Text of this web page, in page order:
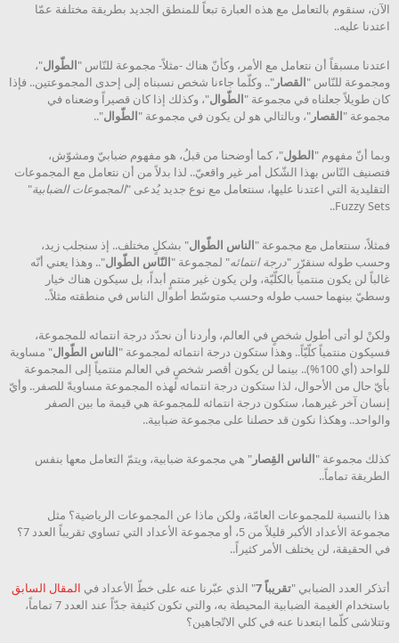
الآن، سنقوم بالتعامل مع هذه العبارة تبعاً للمنطق الجديد بطريقة مختلفة عمّا
اعتدنا عليه..
اعتدنا مسبقاً أن نتعامل مع الأمر، وكأنّ هناك -مثلاً- مجموعة للنّاس "الطّوال"،
ومجموعة للنّاس "القصار ".. وكلّما جاءنا شخص نسبناه إلى إحدى المجموعتين.. فإذا
كان طويلاً جعلناه في مجموعة "الطّوال"، وكذلك إذا كان قصيراً وضعناه في
مجموعة "القصار "، وبالتالي هو لن يكون في مجموعة "الطّوال"..
وبما أنّ مفهوم "الطول"، كما أوضحنا من قبلُ، هو مفهوم ضبابيّ ومشوّش،
فتصنيف النّاس بهذا الشّكل أمر غير واقعيّ.. لذا بدلاً من أن نتعامل مع المجموعات
التقليدية التي اعتدنا عليها، سنتعامل مع نوع جديد يُدعى "المجموعات الضبابية"
Fuzzy Sets..
فمثلاً، سنتعامل مع مجموعة "الناس الطّوال" بشكلٍ مختلف.. إذ سنجلب زيد،
وحسب طوله سنقرّر "درجة انتمائه" لمجموعة "النّاس الطّوال".. وهذا يعني أنّه
غالباً لن يكون منتمياً بالكلّيّة، ولن يكون غير منتمٍ أبداً، بل سيكون هناك خيار
وسطيّ بينهما حسب طوله وحسب متوسّط أطوال الناس في منطقته مثلاً..
ولكنْ لو أتى أطول شخصٍ في العالم، وأردنا أن نحدّد درجة انتمائه للمجموعة،
فسيكون منتمياً كلّيّاً.. وهذا ستكون درجة انتمائه لمجموعة "الناس الطّوال" مساوية
للواحد (أي 100%).. بينما لن يكون أقصر شخصٍ في العالم منتمياً إلى المجموعة
بأيّ حال من الأحوال، لذا ستكون درجة انتمائه لهذه المجموعة مساويةً للصفر.. وأيّ
إنسان آخر غيرهما، ستكون درجة انتمائه للمجموعة هي قيمة ما بين الصفر
والواحد.. وهكذا نكون قد حصلنا على مجموعة ضبابية..
كذلك مجموعة "الناس القِصار " هي مجموعة ضبابية، ويتمّ التعامل معها بنفس
الطريقة تماماً..
هذا بالنسبة للمجموعات العامّة، ولكن ماذا عن المجموعات الرياضية؟ مثل
مجموعة الأعداد الأكبر قليلاً من 5، أو مجموعة الأعداد التي تساوي تقريباً العدد 7؟
في الحقيقة، لن يختلف الأمر كثيراً..
أتذكر العدد الضبابي "تقريباً 7 " الذي عبّرنا عنه على خطّ الأعداد في المقال السابق
باستخدام الغيمة الضبابية المحيطة به، والتي تكون كثيفة جدّاً عند العدد 7 تماماً،
وتتلاشى كلّما ابتعدنا عنه في كلي الاتّجاهين؟